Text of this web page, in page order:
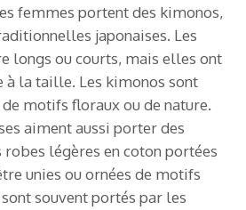
femmes portent des kimonos,
japonaises. Les
longs ou courts, mais elles ont
à la taille. Les kimonos sont
motifs floraux ou de nature.
aiment aussi porter des
robes légères en coton portées
unies ou ornées de motifs
souvent portés par les